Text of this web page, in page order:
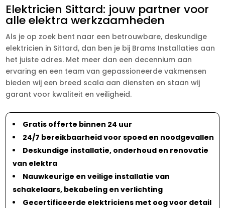
Elektricien Sittard: jouw partner voor
alle elektra werkzaamheden
Als je op zoek bent naar een betrouwbare, deskundige
elektricien in Sittard, dan ben je bij Brams Installaties aan
het juiste adres. Met meer dan een decennium aan
ervaring en een team van gepassioneerde vakmensen
bieden wij een breed scala aan diensten en staan wij
garant voor kwaliteit en veiligheid.
Gratis offerte binnen 24 uur
24/7 bereikbaarheid voor spoed en noodgevallen
Deskundige installatie, onderhoud en renovatie
van elektra
Nauwkeurige en veilige installatie van
schakelaars, bekabeling en verlichting
Gecertificeerde elektriciens met oog voor detail